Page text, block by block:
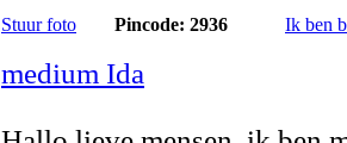
Stuur foto Pincode: 2936 Ik ben
medium Ida